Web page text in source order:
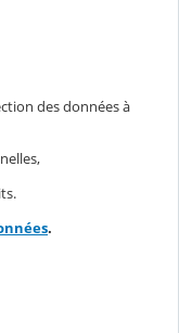
des données à
.